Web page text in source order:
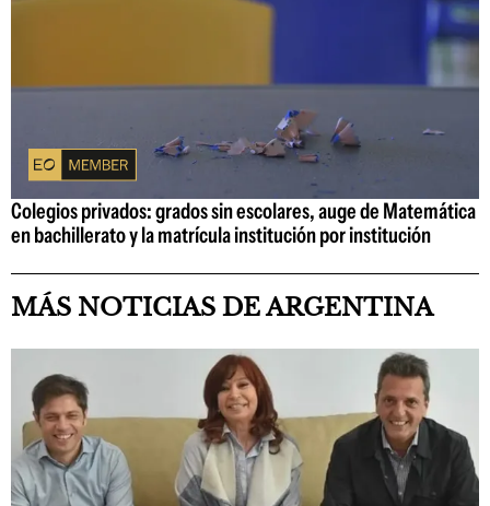
Colegios privados: grados sin escolares, auge de Matemática
en bachillerato y la matrícula institución por institución
MÁS NOTICIAS DE ARGENTINA